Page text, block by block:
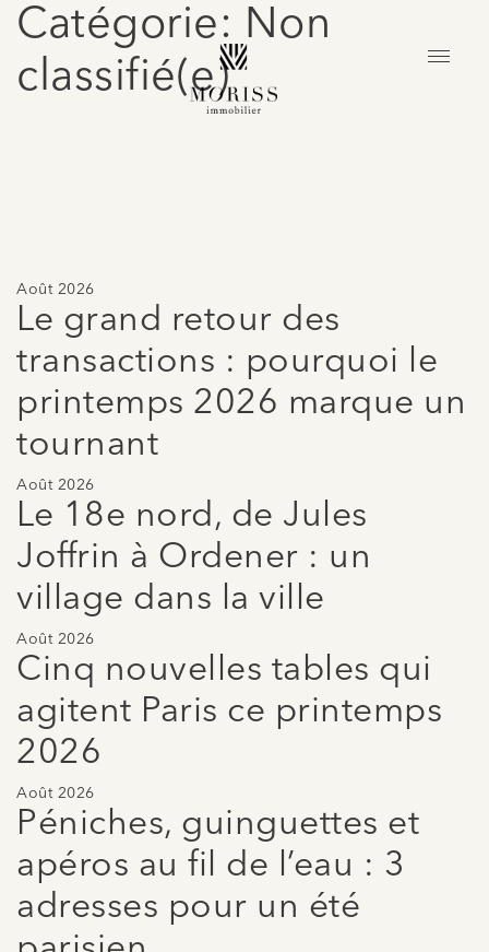
Catégorie: Non
classifié(e)
Août 2026
Le grand retour des
transactions : pourquoi le
printemps 2026 marque un
tournant
Août 2026
Le 18e nord, de Jules
Joffrin à Ordener : un
village dans la ville
Août 2026
Cinq nouvelles tables qui
agitent Paris ce printemps
2026
Août 2026
Péniches, guinguettes et
apéros au fil de l’eau : 3
adresses pour un été